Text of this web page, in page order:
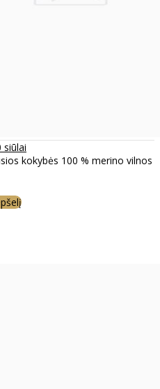
siūlai
kokybės 100 % merino vilnos